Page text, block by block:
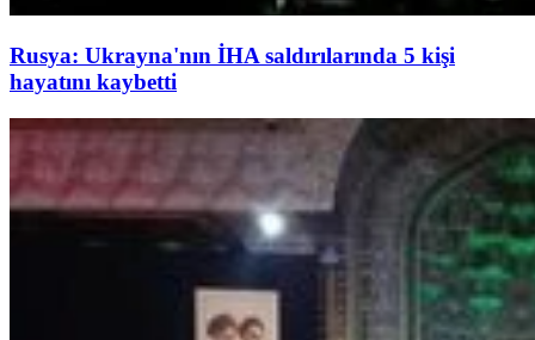
Rusya: Ukrayna'nın İHA saldırılarında 5 kişi
hayatını kaybetti